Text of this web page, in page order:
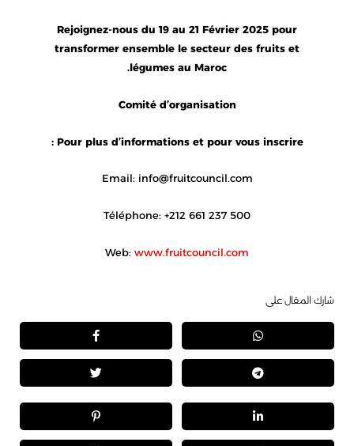
Rejoignez-nous du 19 au 21 Février 2025 pour
transformer ensemble le secteur des fruits et
légumes au Maroc.
Comité d’organisation
Pour plus d’informations et pour vous inscrire :
Email: info@fruitcouncil.com
Téléphone: +212 661 237 500
Web: www.fruitcouncil.com
شارك المقال على